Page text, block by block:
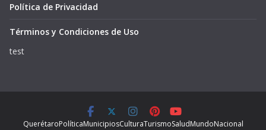
Política de Privacidad
Términos y Condiciones de Uso
test
QuerétaroPolíticaMunicipiosCulturaTurismoSaludMundoNacional